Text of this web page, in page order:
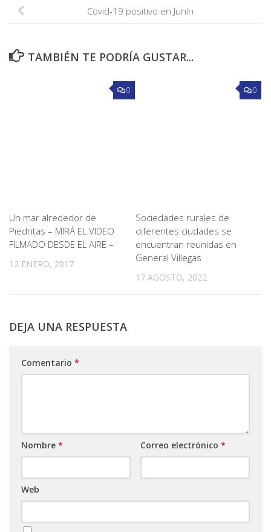
Covid-19 positivo en Junín
TAMBIÉN TE PODRÍA GUSTAR...
0
Un mar alrededor de
Piedritas – MIRÁ EL VIDEO
FILMADO DESDE EL AIRE –
12 ENERO, 2017
0
Sociedades rurales de
diferentes ciudades se
encuentran reunidas en
General Villegas
17 AGOSTO, 2022
DEJA UNA RESPUESTA
Comentario *
Nombre * Correo electrónico *
Web